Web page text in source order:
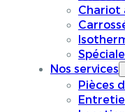
Chariot
Nos services
Pièces